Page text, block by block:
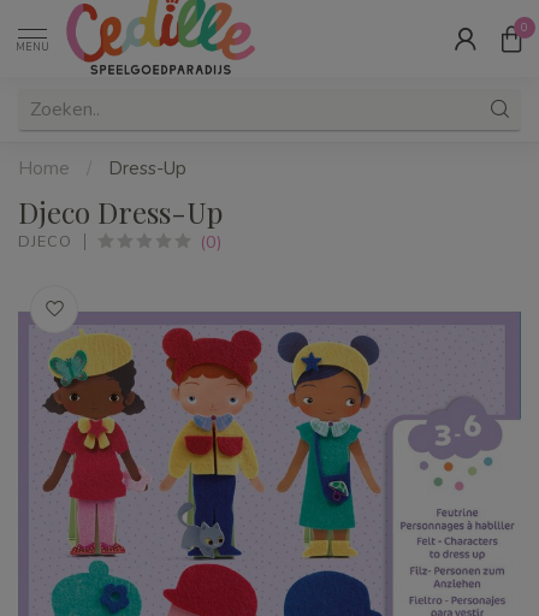
MENU
0
Home / Dress-Up
Djeco Dress-Up
DJECO (0)